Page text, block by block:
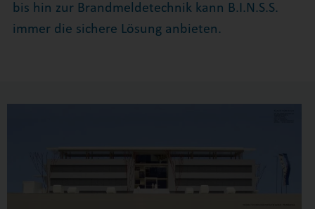
bis hin zur Brandmeldetechnik kann B.I.N.S.S.
immer die sichere Lösung anbieten.